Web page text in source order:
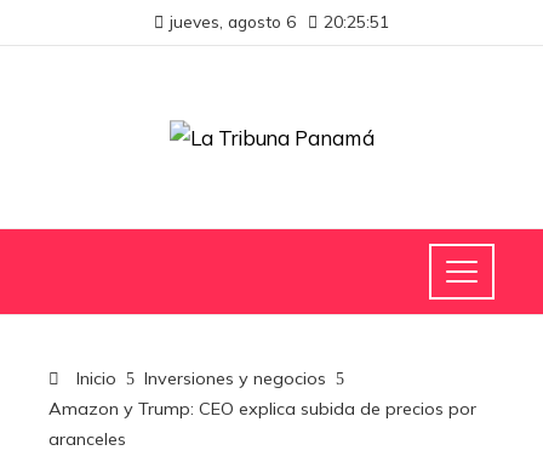
jueves, agosto 6 20:25:51
Inicio
Inversiones y negocios
Amazon y Trump: CEO explica subida de precios por
aranceles